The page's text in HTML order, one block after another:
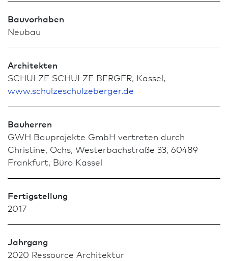
Bauvorhaben
Neu­bau
Architekten
SCHULZE SCHULZE BERGER, Kassel,
www.schulzeschulzeberger.de
Bauherren
GWH Bauprojekte GmbH vertreten durch
Christine, Ochs, Westerbachstraße 33, 60489
Frank­furt, Büro Kassel
Fertigstellung
2017
Jahrgang
2020 Res­sour­ce Archi­tektur